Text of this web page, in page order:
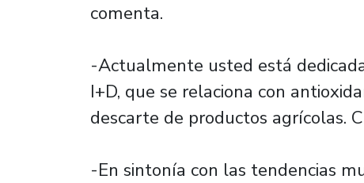
comenta.
-Actualmente usted está
I+D, que se relaciona con
descarte de productos agrícolas.
-En sintonía con las tendencias